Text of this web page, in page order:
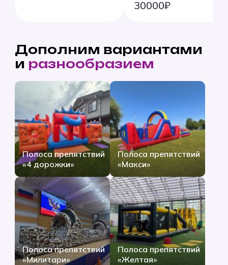
30000₽
Дополним вариантами
и разнообразием
Полоса препятствий
«4 дорожки»
Полоса препятствий
«Макси»
Полоса препятствий
«Милитари»
Полоса препятствий
«Желтая»